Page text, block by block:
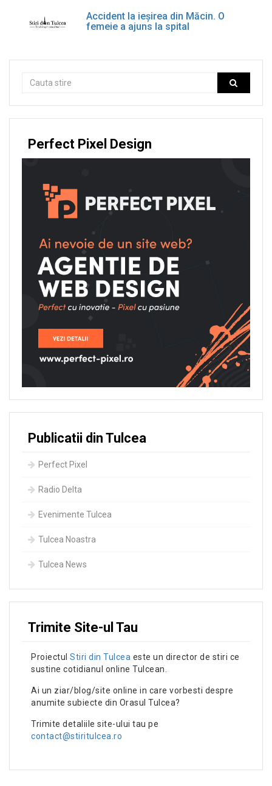
Accident la ieșirea din Măcin. O
femeie a ajuns la spital
Perfect Pixel Design
Publicatii din Tulcea
Perfect Pixel
Radio Delta
Evenimente Tulcea
Tulcea Noastra
Tulcea News
Trimite Site-ul Tau
Proiectul Stiri din Tulcea este un director de stiri ce
sustine cotidianul online Tulcean.
Ai un ziar/blog/site online in care vorbesti despre
anumite subiecte din Orasul Tulcea?
Trimite detaliile site-ului tau pe
contact@stiritulcea.ro